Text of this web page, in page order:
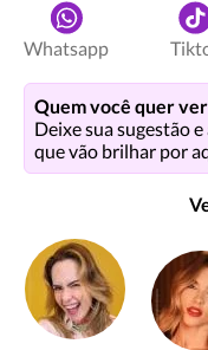
Whatsapp
Quem você quer ver
Deixe sua sugestão
que vão brilhar por